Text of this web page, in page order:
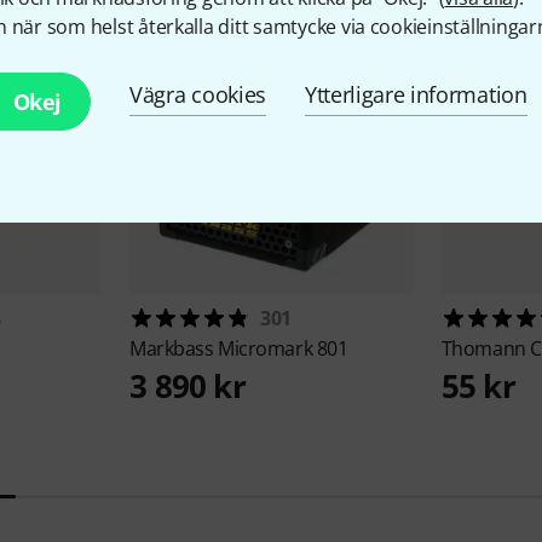
när som helst återkalla ditt samtycke via
Okej Vägra cookies Ytterligare information
301
Markbass Micromark 801
3 890 kr
Thomann
55 kr